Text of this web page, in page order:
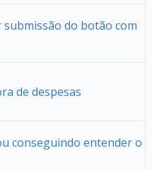
do botão com
de despesas
conseguindo entender o